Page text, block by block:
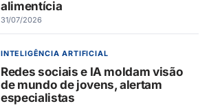
alimentícia
31/07/2026
INTELIGÊNCIA ARTIFICIAL
Redes sociais e IA moldam visão
de mundo de jovens, alertam
especialistas